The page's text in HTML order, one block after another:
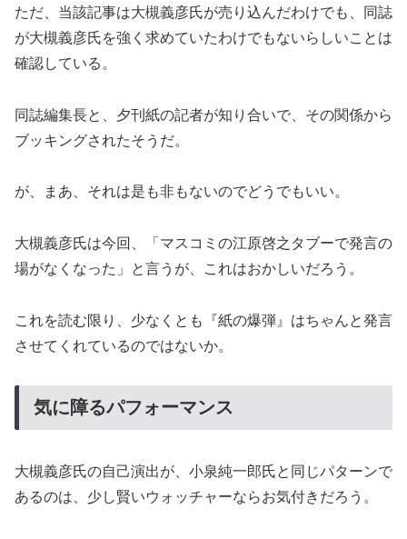
ただ、当該記事は大槻義彦氏が売り込んだわけでも、同誌
が大槻義彦氏を強く求めていたわけでもないらしいことは
確認している。
同誌編集長と、夕刊紙の記者が知り合いで、その関係から
ブッキングされたそうだ。
が、まあ、それは是も非もないのでどうでもいい。
大槻義彦氏は今回、「マスコミの江原啓之タブーで発言の
場がなくなった」と言うが、これはおかしいだろう。
これを読む限り、少なくとも『紙の爆弾』はちゃんと発言
させてくれているのではないか。
気に障るパフォーマンス
大槻義彦氏の自己演出が、小泉純一郎氏と同じパターンで
あるのは、少し賢いウォッチャーならお気付きだろう。